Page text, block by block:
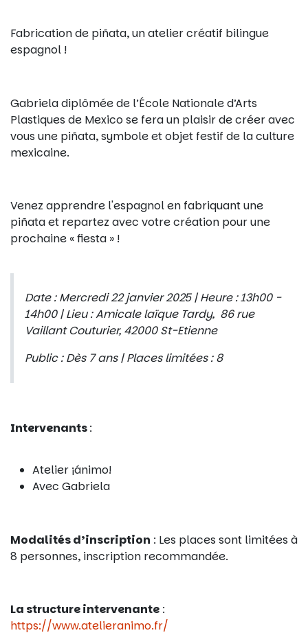
Fabrication de piñata, un atelier créatif bilingue
espagnol !
Gabriela diplômée de l’École Nationale d’Arts
Plastiques de Mexico se fera un plaisir de créer avec
vous une piñata, symbole et objet festif de la culture
mexicaine.
Venez apprendre l'espagnol en fabriquant une
piñata et repartez avec votre création pour une
prochaine « fiesta » !
Date : Mercredi 22 janvier 2025 | Heure : 13h00 -
14h00 | Lieu : Amicale laïque Tardy, 86 rue
Vaillant Couturier, 42000 St-Etienne
Public : Dès 7 ans | Places limitées : 8
Intervenants:
Atelier ¡ánimo!
Avec Gabriela
Modalités d’inscription : Les places sont limitées à
8 personnes, inscription recommandée.
La structure intervenante :
https://www.atelieranimo.fr/